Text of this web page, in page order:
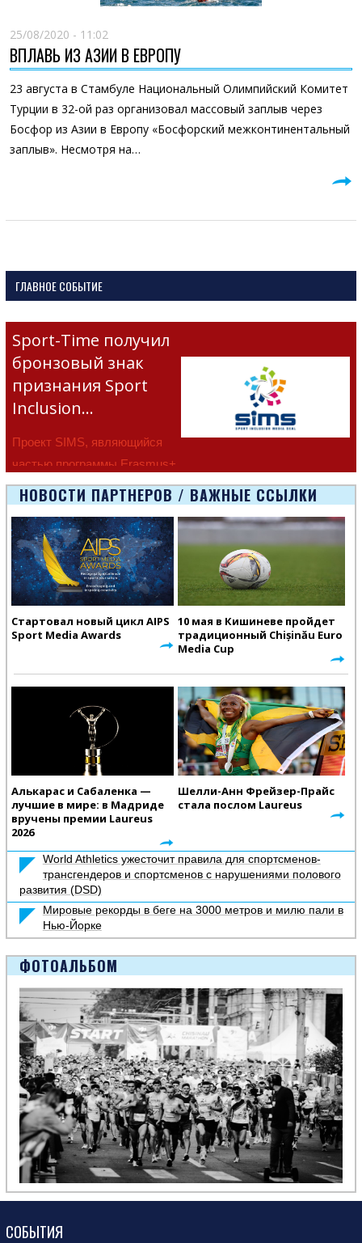
25/08/2020 - 11:02
ВПЛАВЬ ИЗ АЗИИ В ЕВРОПУ
23 августа в Стамбуле Национальный Олимпийский Комитет
Турции в 32-ой раз организовал массовый заплыв через
Босфор из Азии в Европу «Босфорский межконтинентальный
заплыв». Несмотря на…
ГЛАВНОЕ СОБЫТИЕ
Sport-Time получил
бронзовый знак
признания Sport
Inclusion…
Проект SIMS, являющийся
частью программы Erasmus+
Европейско
НОВОСТИ ПАРТНЕРОВ / ВАЖНЫЕ ССЫЛКИ
Стартовал новый цикл AIPS
Sport Media Awards
10 мая в Кишиневе пройдет
традиционный Chișinău Euro
Media Cup
Алькарас и Сабаленка —
лучшие в мире: в Мадриде
вручены премии Laureus
2026
Шелли-Анн Фрейзер-Прайс
стала послом Laureus
World Athletics ужесточит правила для спортсменов-
трансгендеров и спортсменов с нарушениями полового
развития (DSD)
Мировые рекорды в беге на 3000 метров и милю пали в
Нью-Йорке
ФОТОАЛЬБОМ
СОБЫТИЯ